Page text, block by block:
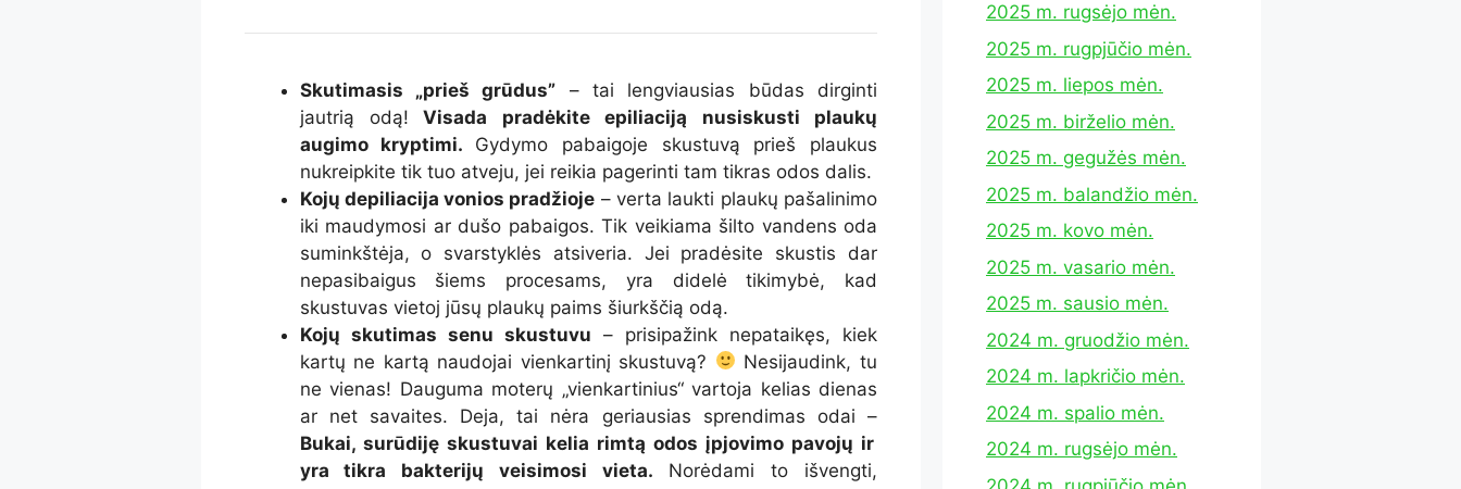
Skutimasis „prieš grūdus” – tai lengviausias būdas dirginti
jautrią odą! Visada pradėkite epiliaciją nusiskusti plaukų
augimo kryptimi. Gydymo pabaigoje skustuvą prieš plaukus
nukreipkite tik tuo atveju, jei reikia pagerinti tam tikras odos dalis.
Kojų depiliacija vonios pradžioje – verta laukti plaukų pašalinimo
iki maudymosi ar dušo pabaigos. Tik veikiama šilto vandens oda
suminkštėja, o svarstyklės atsiveria. Jei pradėsite skustis dar
nepasibaigus šiems procesams, yra didelė tikimybė, kad
skustuvas vietoj jūsų plaukų paims šiurkščią odą.
Kojų skutimas senu skustuvu – prisipažink nepataikęs, kiek
kartų ne kartą naudojai vienkartinį skustuvą?
Nesijaudink, tu
ne vienas! Dauguma moterų „vienkartinius“ vartoja kelias dienas
ar net savaites. Deja, tai nėra geriausias sprendimas odai –
Bukai, surūdiję skustuvai kelia rimtą odos įpjovimo pavojų ir
yra tikra bakterijų veisimosi vieta. Norėdami to išvengti,
2025 m. rugsėjo mėn.
2025 m. rugpjūčio mėn.
2025 m. liepos mėn.
2025 m. birželio mėn.
2025 m. gegužės mėn.
2025 m. balandžio mėn.
2025 m. kovo mėn.
2025 m. vasario mėn.
2025 m. sausio mėn.
2024 m. gruodžio mėn.
2024 m. lapkričio mėn.
2024 m. spalio mėn.
2024 m. rugsėjo mėn.